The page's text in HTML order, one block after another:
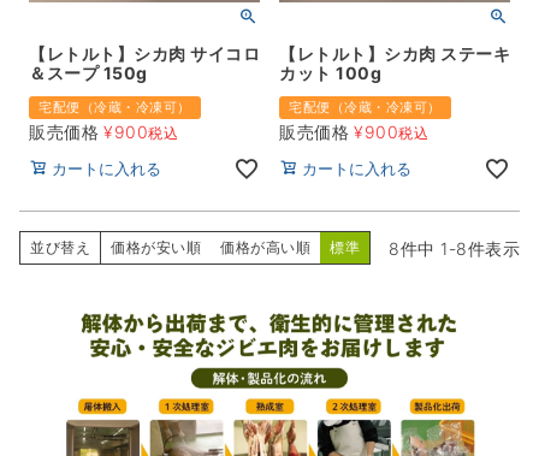
【レトルト】シカ肉 サイコロ
＆スープ 150g
宅配便（冷蔵・冷凍可）
販売価格 ¥900税込
カートに入れる
【レトルト】シカ肉 ステーキ
カット 100g
宅配便（冷蔵・冷凍可）
販売価格 ¥900税込
カートに入れる
並び替え 価格が安い順 価格が高い順 標準 8件中 1-8件表示